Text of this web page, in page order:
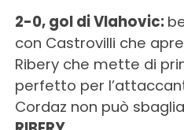
2-0, gol di Vlahovic:
con Castrovilli che
Ribery che mette di
perfetto per
Cordaz non può